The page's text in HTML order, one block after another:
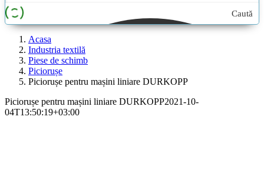
Caută
Acasa
Industria textilă
Piese de schimb
Piciorușe
Piciorușe pentru mașini liniare DURKOPP
Piciorușe pentru mașini liniare DURKOPP2021-10-
04T13:50:19+03:00